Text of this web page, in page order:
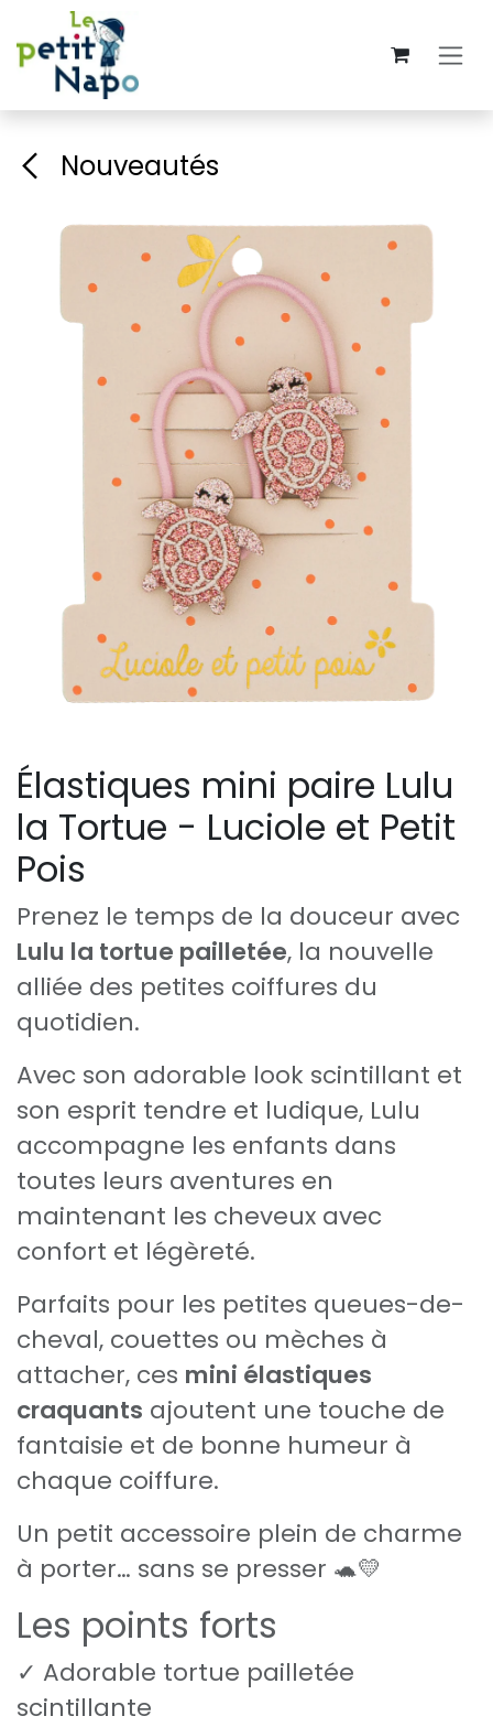
Se rendre au contenu
Nouveautés
Élastiques mini paire Lulu
la Tortue - Luciole et Petit
Pois
Prenez le temps de la douceur avec
Lulu la tortue pailletée, la nouvelle
alliée des petites coiffures du
quotidien.
Avec son adorable look scintillant et
son esprit tendre et ludique, Lulu
accompagne les enfants dans
toutes leurs aventures en
maintenant les cheveux avec
confort et légèreté.
Parfaits pour les petites queues-de-
cheval, couettes ou mèches à
attacher, ces mini élastiques
craquants ajoutent une touche de
fantaisie et de bonne humeur à
chaque coiffure.
Un petit accessoire plein de charme
à porter… sans se presser 🐢💛
Les points forts
✓ Adorable tortue pailletée
scintillante